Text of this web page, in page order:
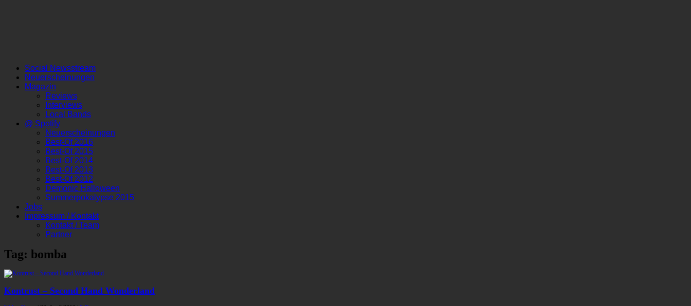
Social Newsstream
Neuerscheinungen
Magazin
Reviews
Interviews
Local Bands
@ Spotify
Neuerscheinungen
Best-Of 2016
Best-Of 2015
Best-Of 2014
Best-Of 2013
Best-Of 2012
Demonic Halloween
Summerpokalypse 2015
Jobs
Impressum / Kontakt
Kontakt / Team
Partner
Tag: bomba
Kontrust – Second Hand Wonderland